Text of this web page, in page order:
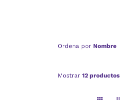
Ordena por Nombre
Mostrar 12 productos